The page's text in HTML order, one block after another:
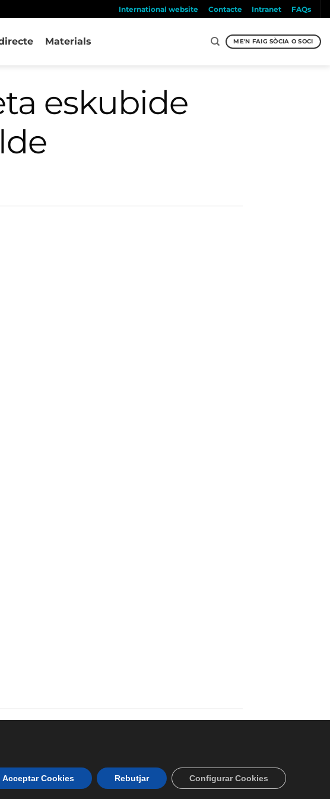
International website Contacte Intranet FAQs
Materials ME'N FAIG SÒCIA O SOCI
eskubide
·FAQs
Acceptar Cookies Rebutjar Configurar Cookies